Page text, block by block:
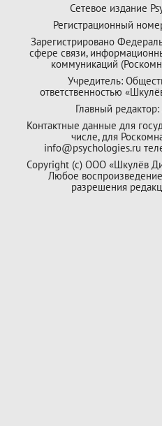
Сетевое издание
Регистрационный
Зарегистрировано
сфере связи,
коммуникаций
Учредитель:
ответственностью
Главный
Контактные данные для
числе, для
info@psychologies.ru
Copyright (с) ООО «Шкулёв
Любое
разрешения